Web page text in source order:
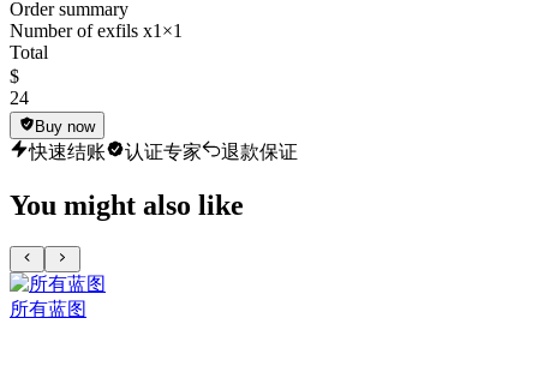
Order summary
Number of exfils x1 ×1
Total
$
24
Buy now
快速结账 认证专家 退款保证
You might also like
所有蓝图